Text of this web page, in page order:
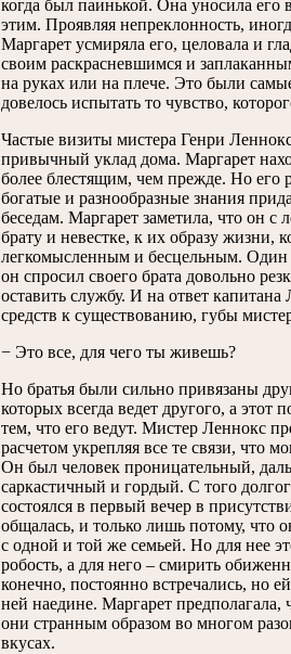
когда был паинькой. Она уносила его
этим. Проявляя непреклонность,
Маргарет усмиряла его, целовала и
своим раскрасневшимся и
на руках или на плече. Это были
довелось испытать то чувство,
Частые визиты мистера Генри
привычный уклад дома. Маргарет
более блестящим, чем прежде. Но его
богатые и разнообразные знания
беседам. Маргарет заметила, что он с
брату и невестке, к их образу жизни,
легкомысленным и бесцельным. Один
он спросил своего брата довольно
оставить службу. И на ответ капитана
средств к существованию, губы
− Это все, для чего ты живешь?
Но братья были сильно привязаны
которых всегда ведет другого, а этот
тем, что его ведут. Мистер Леннокс
расчетом укрепляя все те связи, что
Он был человек проницательный,
саркастичный и гордый. С того
состоялся в первый вечер в
общалась, и только лишь потому, что
с одной и той же семьей. Но для нее
робость, а для него – смирить
конечно, постоянно встречались, но
ней наедине. Маргарет предполагала,
они странным образом во многом
вкусах.